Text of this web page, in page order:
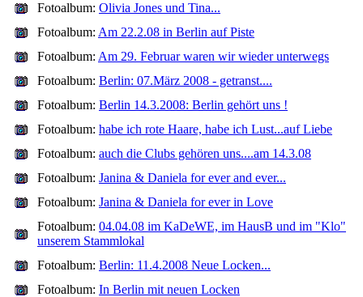
Fotoalbum: Olivia Jones und Tina...
Fotoalbum: Am 22.2.08 in Berlin auf Piste
Fotoalbum: Am 29. Februar waren wir wieder unterwegs
Fotoalbum: Berlin: 07.März 2008 - getranst....
Fotoalbum: Berlin 14.3.2008: Berlin gehört uns !
Fotoalbum: habe ich rote Haare, habe ich Lust...auf Liebe
Fotoalbum: auch die Clubs gehören uns....am 14.3.08
Fotoalbum: Janina & Daniela for ever and ever...
Fotoalbum: Janina & Daniela for ever in Love
Fotoalbum: 04.04.08 im KaDeWE, im HausB und im "Klo"
unserem Stammlokal
Fotoalbum: Berlin: 11.4.2008 Neue Locken...
Fotoalbum: In Berlin mit neuen Locken